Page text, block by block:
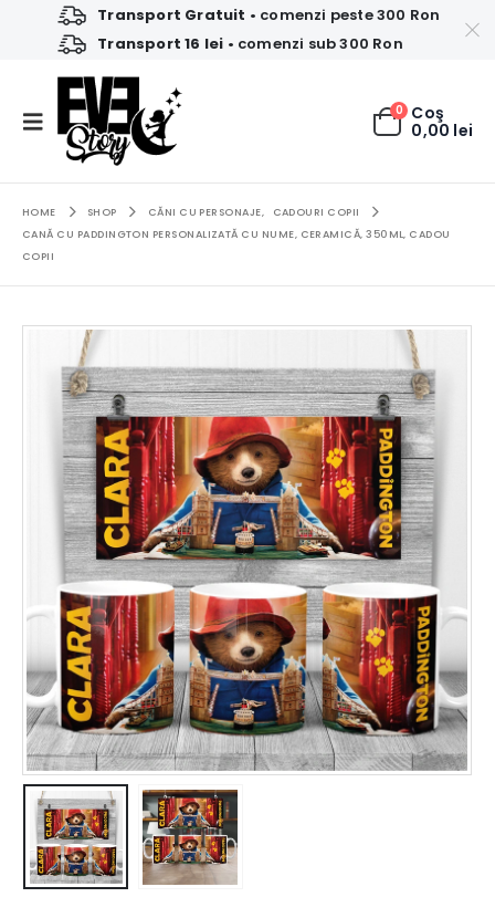
Transport Gratuit • comenzi peste 300 Ron
Transport 16 lei • comenzi sub 300 Ron
0 Coş
0,00 lei
HOME SHOP CĂNI CU PERSONAJE,
CADOURI COPII
CANĂ CU PADDINGTON PERSONALIZATĂ CU NUME, CERAMICĂ, 350ML, CADOU
COPII